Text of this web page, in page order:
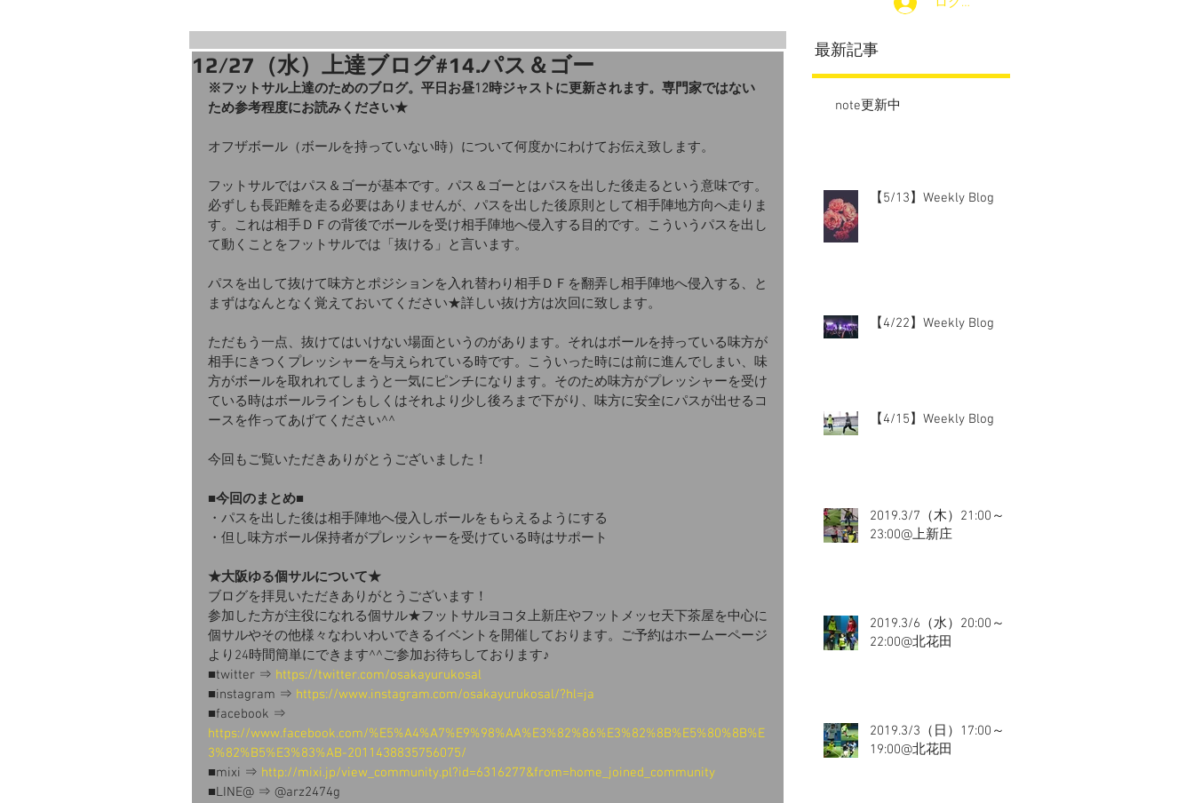
12/27（水）上達ブログ#14.パス＆ゴー
※フットサル上達のためのブログ。平日お昼12時ジャストに更新されます。専門家ではない
ため参考程度にお読みください★
オフザボール（ボールを持っていない時）について何度かにわけてお伝え致します。
フットサルではパス＆ゴーが基本です。パス＆ゴーとはパスを出した後走るという意味です。
必ずしも長距離を走る必要はありませんが、パスを出した後原則として相手陣地方向へ走りま
す。これは相手ＤＦの背後でボールを受け相手陣地へ侵入する目的です。こういうパスを出し
て動くことをフットサルでは「抜ける」と言います。
パスを出して抜けて味方とポジションを入れ替わり相手ＤＦを翻弄し相手陣地へ侵入する、と
まずはなんとなく覚えておいてください★詳しい抜け方は次回に致します。
ただもう一点、抜けてはいけない場面というのがあります。それはボールを持っている味方が
相手にきつくプレッシャーを与えられている時です。こういった時には前に進んでしまい、味
方がボールを取れれてしまうと一気にピンチになります。そのため味方がプレッシャーを受け
ている時はボールラインもしくはそれより少し後ろまで下がり、味方に安全にパスが出せるコ
ースを作ってあげてください^^
今回もご覧いただきありがとうございました！
■今回のまとめ■
・パスを出した後は相手陣地へ侵入しボールをもらえるようにする
・但し味方ボール保持者がプレッシャーを受けている時はサポート
★大阪ゆる個サルについて★
ブログを拝見いただきありがとうございます！
参加した方が主役になれる個サル★フットサルヨコタ上新庄やフットメッセ天下茶屋を中心に
個サルやその他様々なわいわいできるイベントを開催しております。ご予約はホームーページ
より24時間簡単にできます^^ご参加お待ちしております♪
■twitter ⇒ https://twitter.com/osakayurukosal
■instagram ⇒ https://www.instagram.com/osakayurukosal/?hl=ja
■facebook ⇒
https://www.facebook.com/%E5%A4%A7%E9%98%AA%E3%82%86%E3%82%8B%E5%80%8B%E
3%82%B5%E3%83%AB-2011438835756075/
■mixi ⇒ http://mixi.jp/view_community.pl?id=6316277&from=home_joined_community
■LINE@ ⇒ @arz2474g
最新記事
note更新中
【5/13】Weekly Blog
【4/22】Weekly Blog
【4/15】Weekly Blog
2019.3/7（木）21:00～
23:00@上新庄
2019.3/6（水）20:00～
22:00@北花田
2019.3/3（日）17:00～
19:00@北花田